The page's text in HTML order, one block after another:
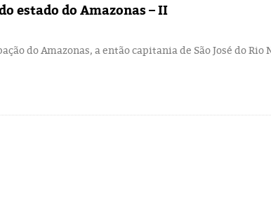
estado do Amazonas – II
do Amazonas, a então capitania de São José do Rio